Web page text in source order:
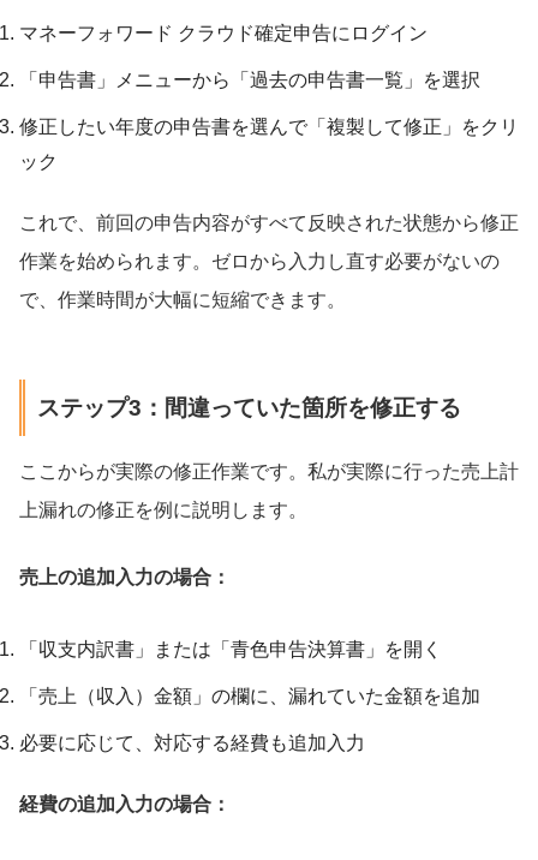
マネーフォワード クラウド確定申告にログイン
「申告書」メニューから「過去の申告書一覧」を選択
修正したい年度の申告書を選んで「複製して修正」をクリ
ック
これで、前回の申告内容がすべて反映された状態から修正
作業を始められます。ゼロから入力し直す必要がないの
で、作業時間が大幅に短縮できます。
ステップ3：間違っていた箇所を修正する
ここからが実際の修正作業です。私が実際に行った売上計
上漏れの修正を例に説明します。
売上の追加入力の場合：
「収支内訳書」または「青色申告決算書」を開く
「売上（収入）金額」の欄に、漏れていた金額を追加
必要に応じて、対応する経費も追加入力
経費の追加入力の場合：